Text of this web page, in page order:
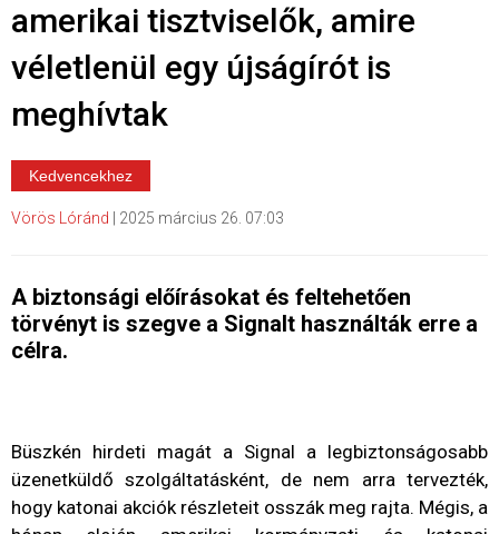
amerikai tisztviselők, amire
véletlenül egy újságírót is
meghívtak
Kedvencekhez
Vörös Lóránd 2025 március 26. 07:03
A biztonsági előírásokat és feltehetően
törvényt is szegve a Signalt használták erre a
célra.
Büszkén hirdeti magát a Signal a legbiztonságosabb
üzenetküldő szolgáltatásként, de nem arra tervezték,
hogy katonai akciók részleteit osszák meg rajta. Mégis, a